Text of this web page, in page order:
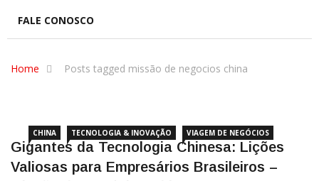
FALE CONOSCO
Home Posts tagged missão de negocios china
CHINA TECNOLOGIA & INOVAÇÃO VIAGEM DE NEGÓCIOS
Gigantes da Tecnologia Chinesa: Lições
Valiosas para Empresários Brasileiros –